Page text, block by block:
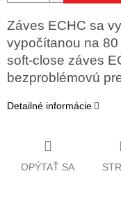
Záves ECHC sa
vypočítanou na
soft-close záves
bezproblémovú
Detailné informácie
OPÝTAŤ SA